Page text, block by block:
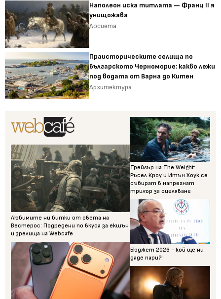
Наполеон иска титлата — Франц II я
унищожава
Досиета
Праисторическите селища по
българското Черноморие: какво лежи
под водата от Варна до Китен
Архитектура
Любимите ни битки от света на
Вестерос: Подредени по вкуса за екшън
и зрелища на Webcafe
Трейлър на The Weight:
Ръсел Кроу и Итън Хоук се
събират в напрегнат
трилър за оцеляване
Бюджет 2026 - кой ще ни
даде пари?!